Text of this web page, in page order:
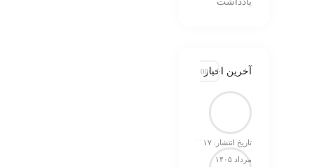
آخرین اخبار
تاریخ انتشار: ۱۷
مرداد ۱۴۰۵